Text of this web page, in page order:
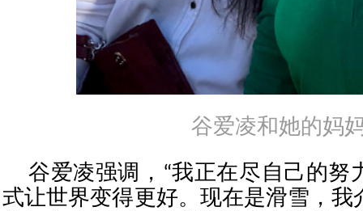
谷爱凌和她的妈
谷爱凌强调，“我正在尽自己的努
式让世界变得更好。现在是滑雪，我